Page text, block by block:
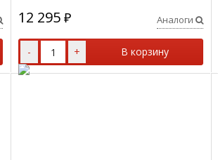
12 295 ₽ Аналоги
- + В корзину